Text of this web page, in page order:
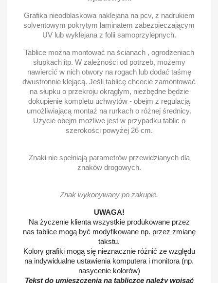
Grafika nieodblaskowa naklejana na pcv, z nadrukiem
solventowym pokrytym laminatem zabezpieczającym
UV lub wyklejana z folii samoprzylepnych.
Tablice można montować na ścianach , ogrodzeniach
słupkach itp. W zależności od potrzeb, możemy
nawiercić w nich otwory na rogach lub dodać taśmę
dwustronnie klejącą. Jeśli tablicę chcecie zamontować
na słupku o przekroju okrągłym, niezbędne będzie
dokupienie kompletu uchwytów - obejm z regulacją
umożliwiającą montaż na rurkach o różnej średnicy.
Użycie obejm możliwe jest w przypadku tablic o
szerokości powyżej 26 cm.
Znaki nie spełniają parametrów przewidzianych dla
znaków drogowych.
Znak wykonywany po zakupie.
UWAGA!
Na życzenie klienta wszystkie produkowane przez
nas tablice mogą być modyfikowane np. przez zmianę
takstu.
Kolory grafiki mogą się nieznacznie różnić ze względu
na indywidualne ustawienia komputera i monitora (np.
nasycenie kolorów)
Tekst do umieszczenia na tabliczce należy wpisać